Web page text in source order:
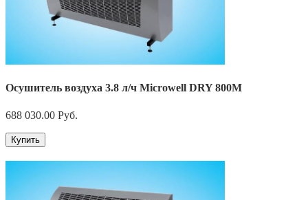
Осушитель воздуха 3.8 л/ч Microwell DRY 800M
688 030.00 Руб.
Купить